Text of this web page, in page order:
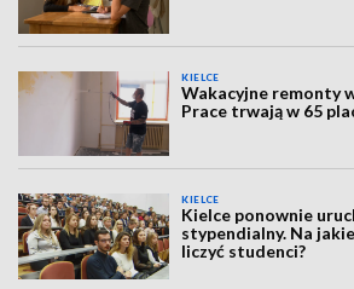
KIELCE
Wakacyjne remonty
Prace trwają w 65
KIELCE
Kielce ponownie
stypendialny. Na
liczyć studenci?